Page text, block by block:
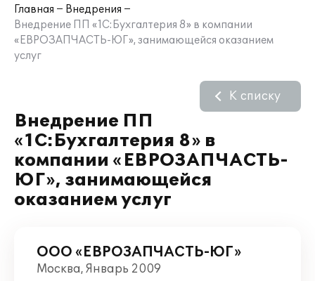
Главная
Внедрения
Внедрение ПП «1С:Бухгалтерия 8» в компании
«ЕВРОЗАПЧАСТЬ-ЮГ», занимающейся оказанием
услуг
Внедрение ПП
«1С:Бухгалтерия 8» в
компании «ЕВРОЗАПЧАСТЬ-
ЮГ», занимающейся
оказанием услуг
К списку
ООО «ЕВРОЗАПЧАСТЬ-ЮГ»
Москва, Январь 2009